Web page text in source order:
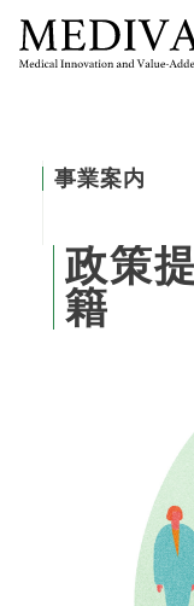
事業案内
政策提
籍